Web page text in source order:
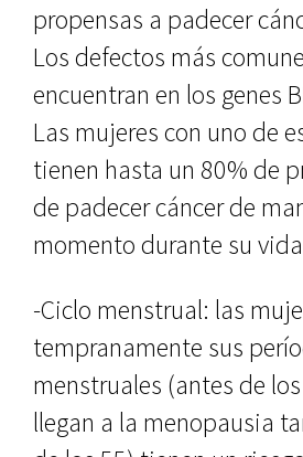
propensas a padecer
Los defectos más
encuentran en los genes
Las mujeres con uno de
tienen hasta un 80% de
de padecer cáncer de
momento durante su
-Ciclo menstrual: las
tempranamente sus
menstruales (antes de
llegan a la menopausia